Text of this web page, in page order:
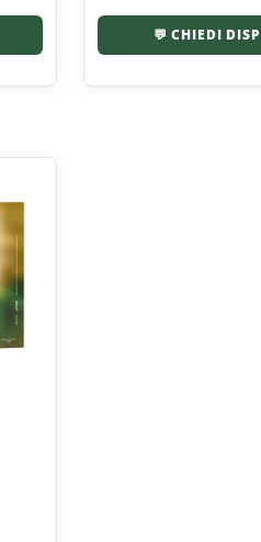
💬 CHIEDI